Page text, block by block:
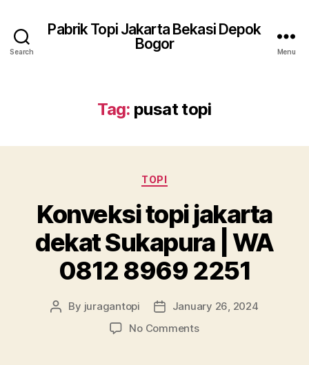
Search
Pabrik Topi Jakarta Bekasi Depok
Bogor
Menu
Tag: pusat topi
Categories
TOPI
Konveksi topi jakarta
dekat Sukapura | WA
0812 8969 2251
Post
By juragantopi
PostJanuary 26, 2024
No Commentson